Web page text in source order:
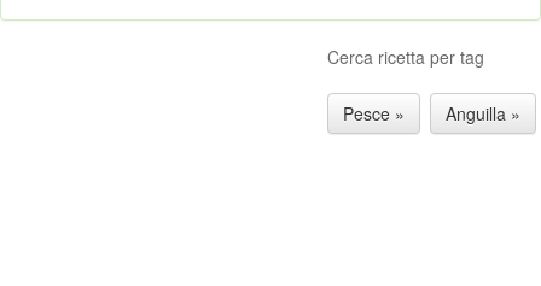
Cerca ricetta per tag
Pesce » Anguilla »